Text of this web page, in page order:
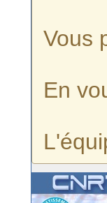
Vous
En